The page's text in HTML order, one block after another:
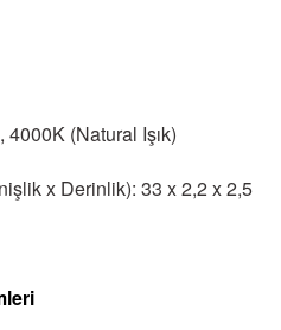
4000K (Natural Işık)
x Derinlik): 33 x 2,2 x 2,5